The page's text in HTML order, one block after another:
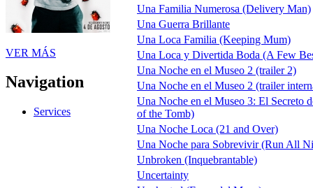
VER MÁS
Navigation
Services
Una Familia Numerosa (Delivery Man)
Una Guerra Brillante
Una Loca Familia (Keeping Mum)
Una Loca y Divertida Boda (A Few
Una Noche en el Museo 2 (trailer 2)
Una Noche en el Museo 2 (trailer
Una Noche en el Museo 3: El Secreto
of the Tomb)
Una Noche Loca (21 and Over)
Una Noche para Sobrevivir (Run All
Unbroken (Inquebrantable)
Uncertainty